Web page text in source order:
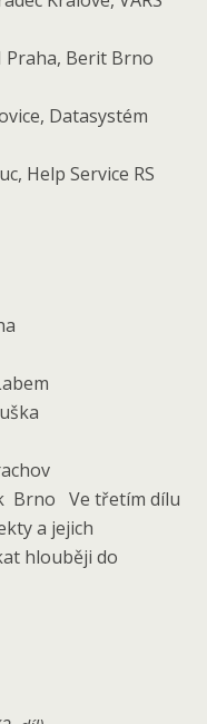
Praha, Berit Brno
Datasystém
Help Service RS
Brno Ve třetím dílu
a jejich
hlouběji do